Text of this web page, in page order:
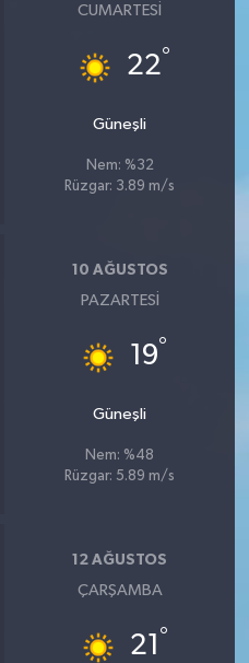
CUMARTESI
22°
Güneşli
Nem: %32
Rüzgar: 3.89 m/s
10 AĞUSTOS
PAZARTESI
19°
Güneşli
Nem: %48
Rüzgar: 5.89 m/s
12 AĞUSTOS
ÇARŞAMBA
21 °